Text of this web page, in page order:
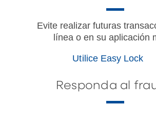
Evite realizar futuras
línea o en su aplicación
Utilice Easy Lock
Responda al